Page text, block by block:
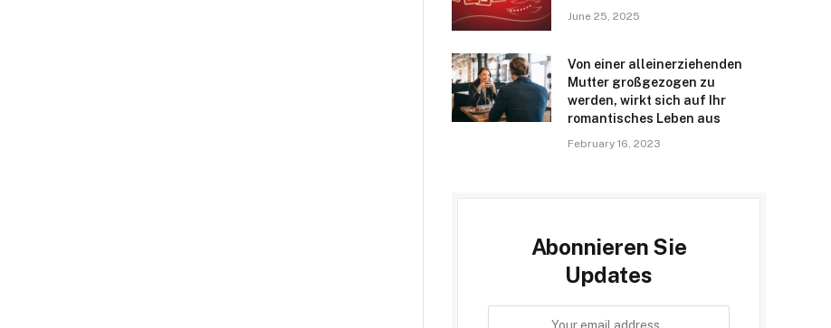
June 25, 2025
Von einer alleinerziehenden
Mutter großgezogen zu
werden, wirkt sich auf Ihr
romantisches Leben aus
February 16, 2023
Abonnieren Sie
Updates